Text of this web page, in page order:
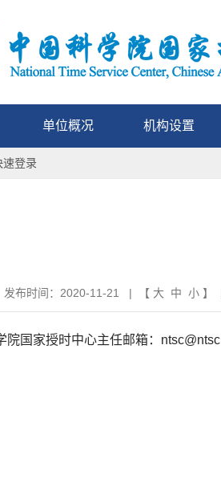
单位概况 机构设置
速登录
布时间：2020-11-21 | 【 大 中 小 】
国家授时中心主任邮箱：